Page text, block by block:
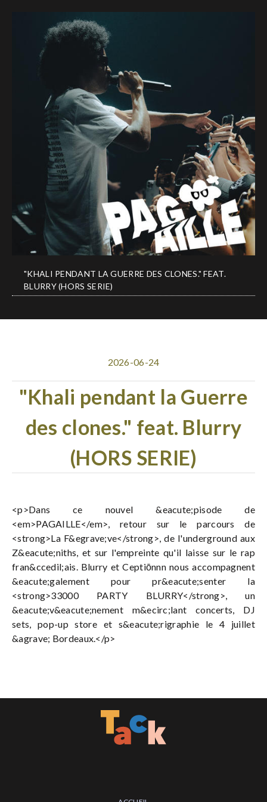
"KHALI PENDANT LA GUERRE DES CLONES." FEAT.
BLURRY (HORS SERIE)
2026-06-24
"Khali pendant la Guerre
des clones." feat. Blurry
(HORS SERIE)
<p>Dans ce nouvel &eacute;pisode de
<em>PAGAILLE</em>, retour sur le parcours de
<strong>La F&egrave;ve</strong>, de l'underground aux
Z&eacute;niths, et sur l'empreinte qu'il laisse sur le rap
fran&ccedil;ais. Blurry et Ceptiōnnn nous accompagnent
&eacute;galement pour pr&eacute;senter la
<strong>33000 PARTY BLURRY</strong>, un
&eacute;v&eacute;nement m&ecirc;lant concerts, DJ
sets, pop-up store et s&eacute;rigraphie le 4 juillet
&agrave; Bordeaux.</p>